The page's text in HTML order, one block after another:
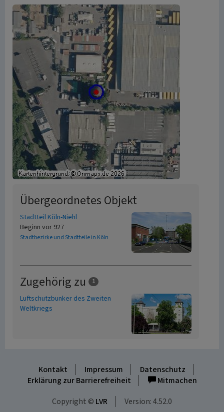
Übergeordnetes Objekt
Stadtteil Köln-Niehl
Beginn vor 927
Stadtbezirke und Stadtteile in Köln
Zugehörig zu 1
Luftschutzbunker des Zweiten
Weltkriegs
Kontakt Impressum
Datenschutz
Erklärung zur Barrierefreiheit
Mitmachen
Copyright © LVR Version: 4.52.0